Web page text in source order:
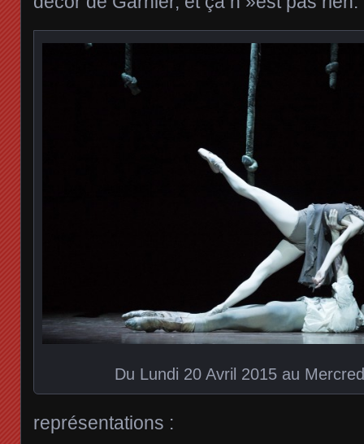
Du Lundi 20 Avril 2015 au
représentations :